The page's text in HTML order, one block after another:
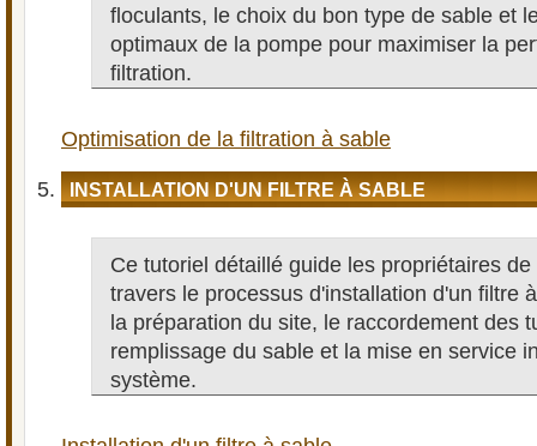
floculants, le choix du bon type de sable et
optimaux de la pompe pour maximiser la
filtration.
Optimisation de la filtration à sable
INSTALLATION D'UN FILTRE À SABLE
Ce tutoriel détaillé guide les propriétaires
travers le processus d'installation d'un filtre
la préparation du site, le raccordement des
remplissage du sable et la mise en service
système.